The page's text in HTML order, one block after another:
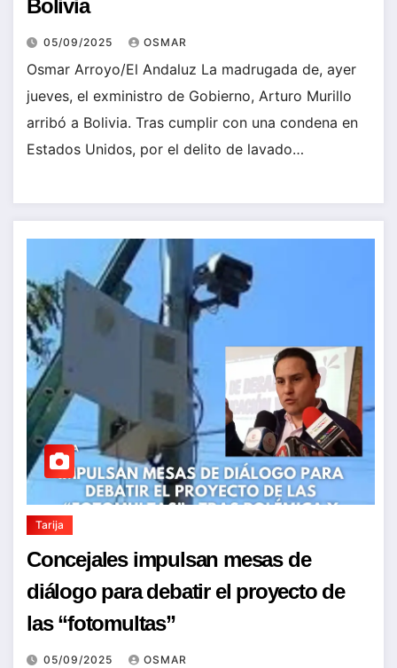
Bolivia
05/09/2025 OSMAR
Osmar Arroyo/El Andaluz La madrugada de, ayer
jueves, el exministro de Gobierno, Arturo Murillo
arribó a Bolivia. Tras cumplir con una condena en
Estados Unidos, por el delito de lavado…
Tarija
Concejales impulsan mesas de
diálogo para debatir el proyecto de
las “fotomultas”
05/09/2025 OSMAR